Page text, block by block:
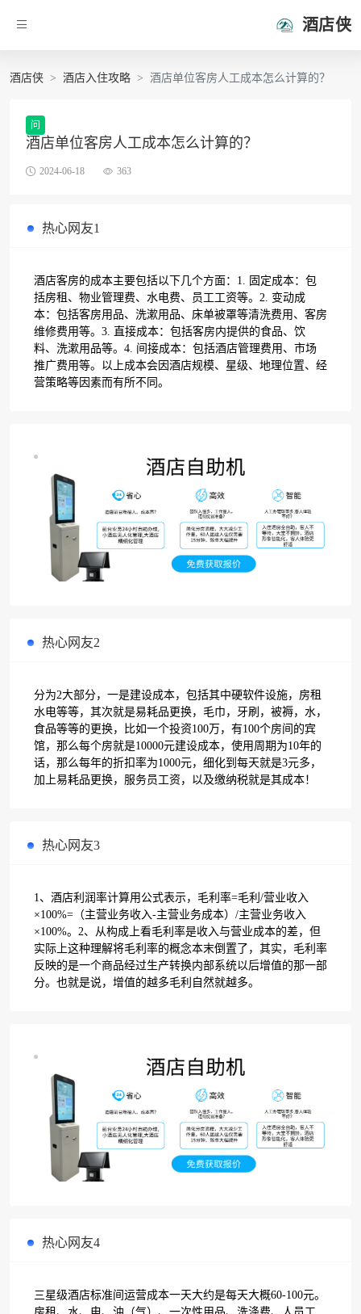
酒店侠
酒店侠 酒店入住攻略 酒店单位客房人工成本怎么计算的？
问
酒店单位客房人工成本怎么计算的？
2024-06-18 363
热心网友1
酒店客房的成本主要包括以下几个方面：1. 固定成本：包
括房租、物业管理费、水电费、员工工资等。2. 变动成
本：包括客房用品、洗漱用品、床单被罩等清洗费用、客房
维修费用等。3. 直接成本：包括客房内提供的食品、饮
料、洗漱用品等。4. 间接成本：包括酒店管理费用、市场
推广费用等。以上成本会因酒店规模、星级、地理位置、经
营策略等因素而有所不同。
热心网友2
分为2大部分，一是建设成本，包括其中硬软件设施，房租
水电等等，其次就是易耗品更换，毛巾，牙刷，被褥，水，
食品等等的更换，比如一个投资100万，有100个房间的宾
馆，那么每个房就是10000元建设成本，使用周期为10年的
话，那么每年的折扣率为1000元，细化到每天就是3元多，
加上易耗品更换，服务员工资，以及缴纳税就是其成本！
热心网友3
1、酒店利润率计算用公式表示，毛利率=毛利/营业收入
×100%=（主营业务收入-主营业务成本）/主营业务收入
×100%。2、从构成上看毛利率是收入与营业成本的差，但
实际上这种理解将毛利率的概念本末倒置了，其实，毛利率
反映的是一个商品经过生产转换内部系统以后增值的那一部
分。也就是说，增值的越多毛利自然就越多。
热心网友4
三星级酒店标准间运营成本一天大约是每天大概60-100元。